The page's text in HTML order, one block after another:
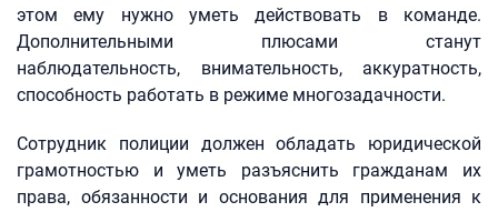
этом ему нужно уметь действовать в команде.
Дополнительными плюсами станут
наблюдательность, внимательность, аккуратность,
способность работать в режиме многозадачности.
Сотрудник полиции должен обладать юридической
грамотностью и уметь разъяснить гражданам их
права, обязанности и основания для применения к